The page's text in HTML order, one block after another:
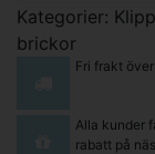
Kategorier:
brickor
Fri frakt
Alla kunder
rabatt på